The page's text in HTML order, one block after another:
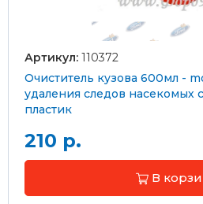
Артикул: 110372
Очиститель кузова 600мл -
удаления следов насекомых
пластик
210 р.
В